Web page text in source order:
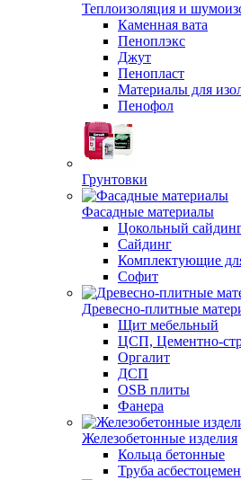
Теплоизоляция и
Каменная вата
Пеноплэкс
Джут
Пенопласт
Материалы для
Пенофол
Грунтовки
Фасадные материалы
Цокольный
Сайдинг
Комплектующие
Софит
Древесно-плитные
Щит мебельный
ЦСП, Цементно-
Оргалит
ДСП
OSB плиты
Фанера
Железобетонные изделия
Кольца бетонные
Труба